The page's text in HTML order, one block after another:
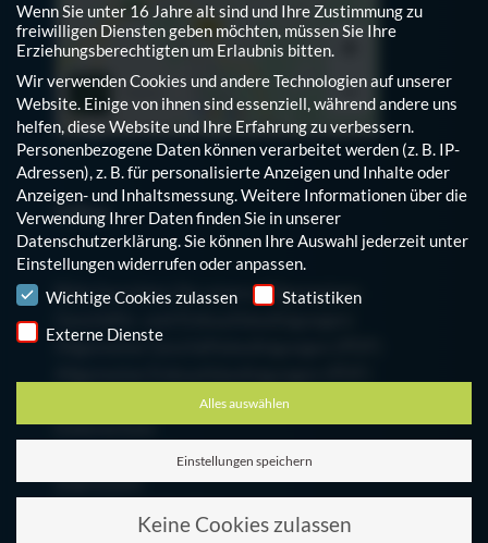
Infos
Bitte beachten Sie unsere Allgemeinen
Allgemeine Geschäftsbedingungen (PDF)
Datenschutz
Cookie-Einstellungen bearbeiten
Impressum
Finanzinformationen der Schumag AG
Wenn Sie unter 16 Jahre alt sind und Ihre Zustimmung zu
freiwilligen Diensten geben möchten, müssen Sie Ihre
Erziehungsberechtigten um Erlaubnis bitten.
Wir verwenden Cookies und andere Technologien auf unserer
Website. Einige von ihnen sind essenziell, während andere uns
helfen, diese Website und Ihre Erfahrung zu verbessern.
Personenbezogene Daten können verarbeitet werden (z. B. IP-
Adressen), z. B. für personalisierte Anzeigen und Inhalte oder
Anzeigen- und Inhaltsmessung.Weitere Informationen über die
Verwendung Ihrer Daten finden Sie in unserer
Datenschutzerklärung.Sie können Ihre Auswahl jederzeit unter
Einstellungenwiderrufen oder anpassen.
Hinweis auf den Einsatz von Cookies
Wichtige Cookies zulassen
Statistiken
Externe Dienste
Alles auswählen
Einstellungen speichern
Keine Cookies zulassen